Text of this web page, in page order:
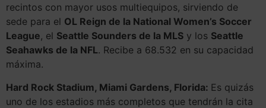
recintos con mayor usos multiequipos, sirviendo de
sede para el OL Reign de la National Women’s Soccer
League, el Seattle Sounders de la MLS y los Seattle
Seahawks de la NFL. Recibe a 68.532 en su capacidad
máxima.
Hard Rock Stadium, Miami Gardens, Florida: Es quizás
uno de los estadios más completos que tendrán la cita